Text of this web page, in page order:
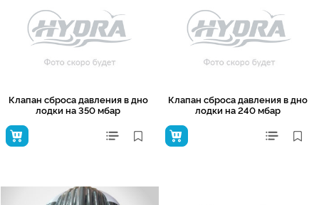
Клапан сброса давления в дно
лодки на 350 мбар
Клапан сброса давления в дно
лодки на 240 мбар